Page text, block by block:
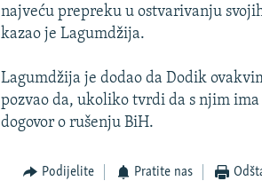
najveću prepreku u ostvarivanju
kazao je Lagumdžija.
Lagumdžija je dodao da Dodik
pozvao da, ukoliko tvrdi da s njim
dogovor o rušenju BiH.
Podijelite Pratite nas